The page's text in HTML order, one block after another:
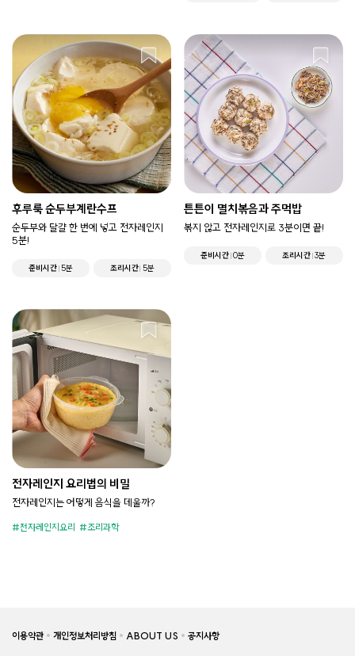
후루룩 순두부계란수프
순두부와 달걀 한 번에 넣고 전자레인지
5분!
준비시간 5분 조리시간 5분
튼튼이 멸치볶음과 주먹밥
볶지 않고 전자레인지로 3분이면 끝!
준비시간 0분 조리시간 3분
전자레인지 요리법의 비밀
전자레인지는 어떻게 음식을 데울까?
전자레인지요리 조리과학
이용약관 개인정보처리방침 ABOUT US 공지사항